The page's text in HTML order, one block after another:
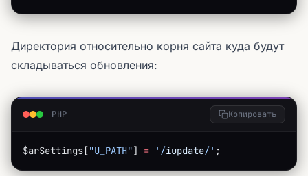
Директория относительно корня сайта куда будут
складываться обновления:
PHP Копировать
$arSettings["U_PATH"] = '/iupdate/' ;